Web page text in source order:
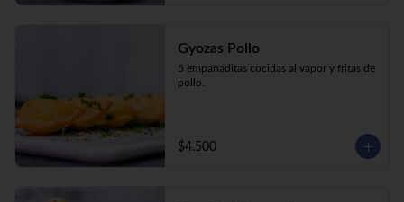
Gyozas Pollo
5 empanaditas cocidas al vapor y fritas de
pollo.
$4.500